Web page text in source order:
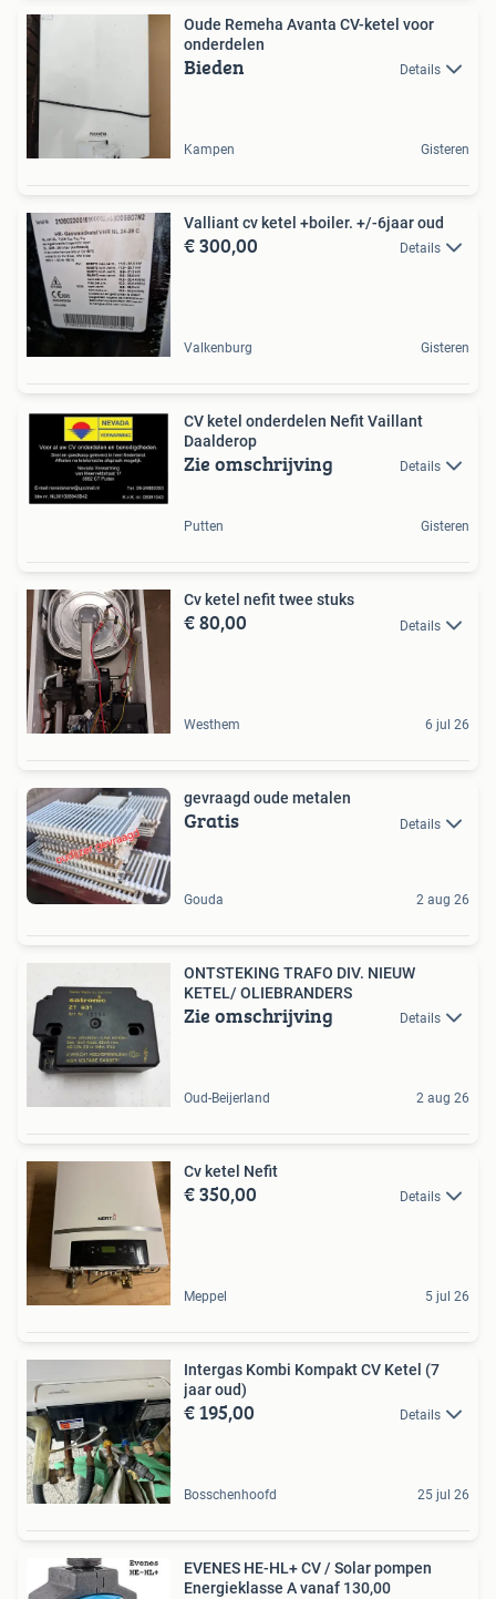
Oude Remeha Avanta CV-ketel voor
onderdelen
Bieden Details
Kampen Gisteren
Valliant cv ketel +boiler. +/-6jaar oud
€ 300,00 Details
Valkenburg Gisteren
CV ketel onderdelen Nefit Vaillant
Daalderop
Zie omschrijving Details
Putten Gisteren
Cv ketel nefit twee stuks
€ 80,00 Details
Westhem 6 jul 26
gevraagd oude metalen
Gratis Details
Gouda 2 aug 26
ONTSTEKING TRAFO DIV. NIEUW
KETEL/ OLIEBRANDERS
Zie omschrijving Details
Oud-Beijerland 2 aug 26
Cv ketel Nefit
€ 350,00 Details
Meppel 5 jul 26
Intergas Kombi Kompakt CV Ketel (7
jaar oud)
€ 195,00 Details
Bosschenhoofd 25 jul 26
EVENES HE-HL+ CV / Solar pompen
Energieklasse A vanaf 130,00